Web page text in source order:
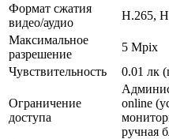
Формат сжатия
видео/аудио
H.265,
Максимальное
разрешение
5 Mpix
Чувствительность
0.01 лк
Ограничение
доступа
online
ручная